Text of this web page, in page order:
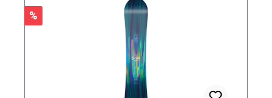
Rabatt
%